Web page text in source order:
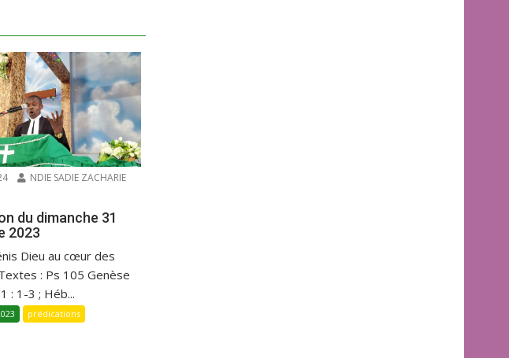
NDIE SADIE ZACHARIE
du dimanche 31
2023
Dieu au cœur des
: Ps 105 Genèse
: 1-3 ; Héb...
prédications